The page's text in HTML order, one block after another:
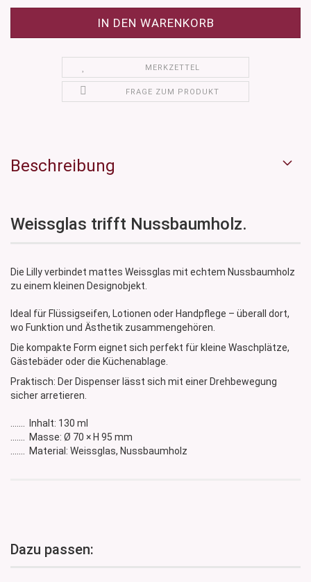
MERKZETTEL
FRAGE ZUM PRODUKT
Beschreibung
Weissglas trifft Nussbaumholz.
Die Lilly verbindet mattes Weissglas mit echtem Nussbaumholz
zu einem kleinen Designobjekt.
Ideal für Flüssigseifen, Lotionen oder Handpflege – überall dort,
wo Funktion und Ästhetik zusammengehören.
Die kompakte Form eignet sich perfekt für kleine Waschplätze,
Gästebäder oder die Küchenablage.
Praktisch: Der Dispenser lässt sich mit einer Drehbewegung
sicher arretieren.
....... Inhalt: 130 ml
....... Masse: Ø 70 × H 95 mm
....... Material: Weissglas, Nussbaumholz
Dazu passen: